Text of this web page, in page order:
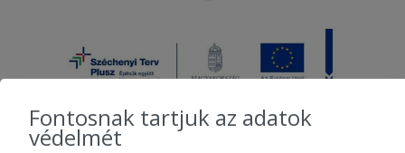
Fontosnak tartjuk az adatok
védelmét